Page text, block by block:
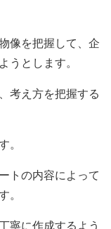
像を把握して、企
うとします。
考え方を把握する
。
トの内容によって
。
寧に作成するよう